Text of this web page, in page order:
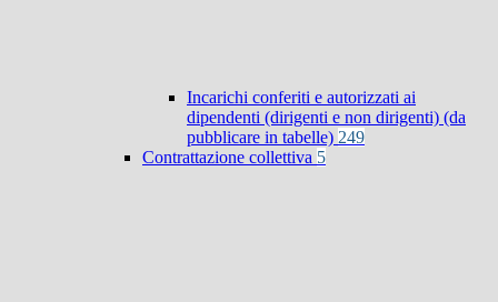
Incarichi conferiti e autorizzati ai
dipendenti (dirigenti e non dirigenti) (da
pubblicare in tabelle) 249
Contrattazione collettiva 5